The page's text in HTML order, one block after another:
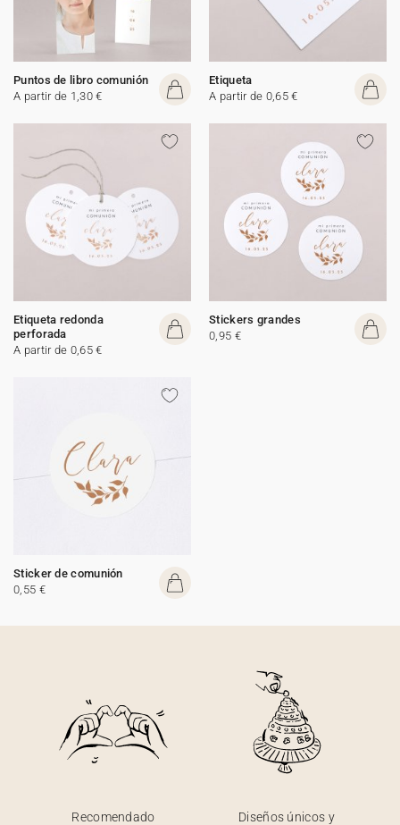
Puntos de libro comunión
A partir de 1,30 €
Etiqueta
A partir de 0,65 €
Etiqueta redonda
perforada
A partir de 0,65 €
Stickers grandes
0,95 €
Sticker de comunión
0,55 €
Recomendado
Diseños únicos y